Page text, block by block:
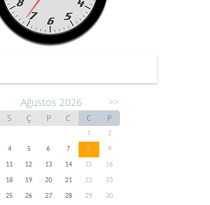
Ağustos 2026 >>
S Ç P C C P
1
2
4 5 6 7 8
9
11 12 13 14 15
16
18 19 20 21 22
23
25 26 27 28 29
30